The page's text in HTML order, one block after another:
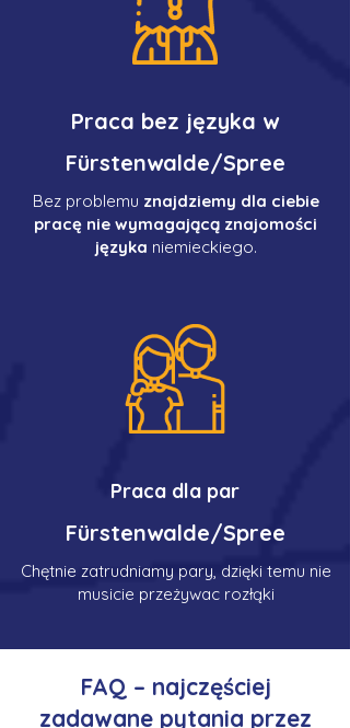
Praca bez języka w
Fürstenwalde/Spree
Bez problemu znajdziemy dla ciebie
pracę nie wymagającą znajomości
języka niemieckiego.
Praca dla par
Fürstenwalde/Spree
Chętnie zatrudniamy pary, dzięki temu nie
musicie przeżywac rozłąki
FAQ – najczęściej
zadawane pytania przez